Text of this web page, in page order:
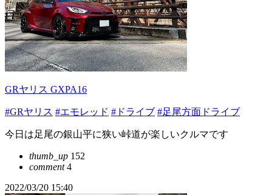
GRヤリス GXPA16
#GRヤリス #エモレッド #ドライブ #足尾方面ドライブ
今日は足尾の銀山平に狭い峠道が楽しいクルマです
thumb_up 152
comment4
2022/03/20 15:40